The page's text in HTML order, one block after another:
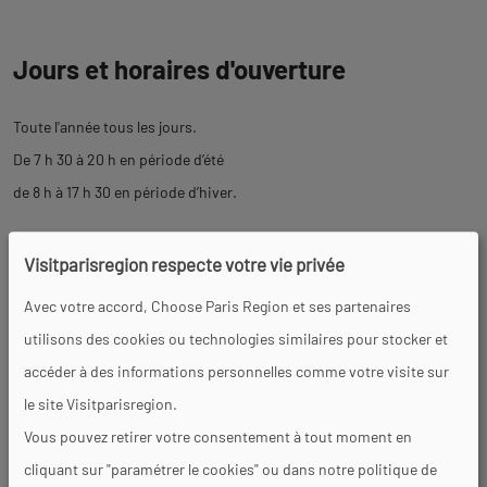
Jours et horaires d'ouverture
Toute l'année tous les jours.
De 7 h 30 à 20 h en période d’été
de 8 h à 17 h 30 en période d’hiver.
Tarifs
Équipements
Restaurant Aire de jeux
Visitparisregion respecte votre vie privée
Avec votre accord, Choose Paris Region et ses partenaires
utilisons des cookies ou technologies similaires pour stocker et
accéder à des informations personnelles comme votre visite sur
le site Visitparisregion.
Vous pouvez retirer votre consentement à tout moment en
cliquant sur "paramétrer le cookies" ou dans notre politique de